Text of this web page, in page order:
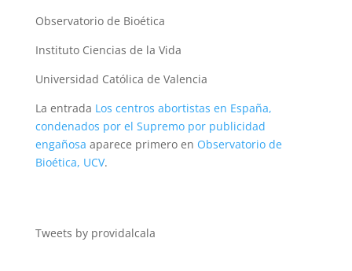
Observatorio de Bioética
Instituto Ciencias de la Vida
Universidad Católica de Valencia
La entrada Los centros abortistas en España,
condenados por el Supremo por publicidad
engañosa aparece primero en Observatorio de
Bioética, UCV.
Tweets by providalcala